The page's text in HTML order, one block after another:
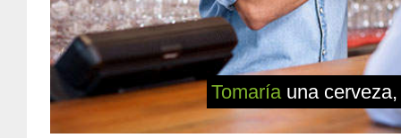
Tomaría una